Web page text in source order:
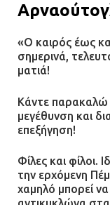
«O καιρός έως
σημερινά,
ματιά!
Κάντε παρακαλώ
μεγέθυνση και
επεξήγηση!
Φίλες και φίλοι.
την ερχόμενη
χαμηλό μπορεί